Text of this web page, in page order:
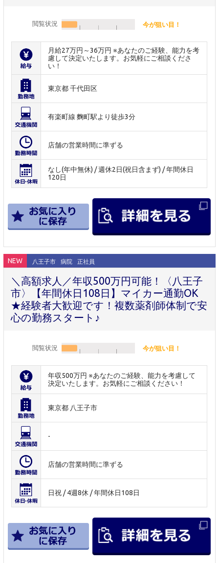
閲覧状況 今が狙い目！
月給27万円～36万円 ※あなたのご経験、能力を考
慮して決定いたします。お気軽にご相談くださ
い！
東京都 千代田区
有楽町線 麴町駅より徒歩3分
店舗の営業時間に準ずる
なし(年中無休) / 週休2日(祝日含まず) / 年間休日
120日
NEW 八王子市 病院 正社員
＼高額求人／年収500万円可能！〈八王子
市〉【年間休日108日】マイカー通勤OK
★経験者大歓迎です！複数薬剤師体制で安
心の勤務スタート♪
閲覧状況 今が狙い目！
年収500万円 ※あなたのご経験、能力を考慮して
決定いたします。お気軽にご相談ください！
東京都 八王子市
-
店舗の営業時間に準ずる
日祝 / 4週8休 / 年間休日108日